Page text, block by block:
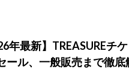
年最新】TREASUREチ
ール、一般販売まで徹底